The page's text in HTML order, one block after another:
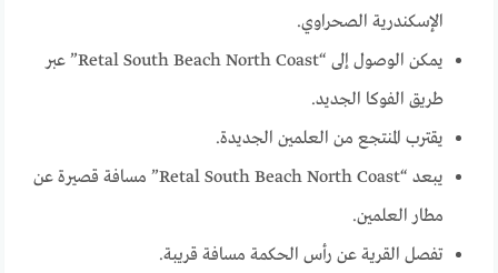
الإسكندرية الصحراوي.
يمكن الوصول إلى “Retal South Beach North Coast” عبر
طريق الفوكا الجديد.
يقترب المنتجع من العلمين الجديدة.
يبعد “Retal South Beach North Coast” مسافة قصيرة عن
مطار العلمين.
تفصل القرية عن رأس الحكمة مسافة قريبة.